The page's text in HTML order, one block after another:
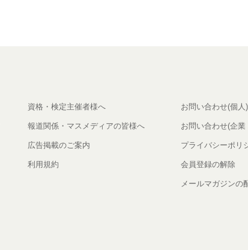
資格・検定主催者様へ
報道関係・マスメディアの皆様へ
広告掲載のご案内
利用規約
お問い合わせ(個人)
お問い合わせ(企業
プライバシーポリ
会員登録の解除
メールマガジンの